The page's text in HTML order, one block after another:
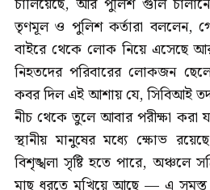
তৃণমূল ও পুলিশ কর্তারা বললেন,
বাইরে থেকে লোক নিয়ে এসেছে
নিহতদের পরিবারের লোকজন
কবর দিল এই আশায় যে, সিবিআই
নীচ থেকে তুলে আবার পরীক্ষা করা
স্থানীয় মানুষের মধ্যে ক্ষোভ
বিশৃঙ্খলা সৃষ্টি হতে পারে, অঞ্চলে
মাছ ধরতে মুখিয়ে আছে — এ সমস্ত